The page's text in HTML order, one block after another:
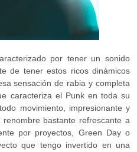
por tener un sonido
de tener estos ricos dinámicos
sensación de rabia y completa
caracteriza el Punk en toda su
movimiento, impresionante y
bastante refrescante a
por proyectos, Green Day o
que tengo invertido en una